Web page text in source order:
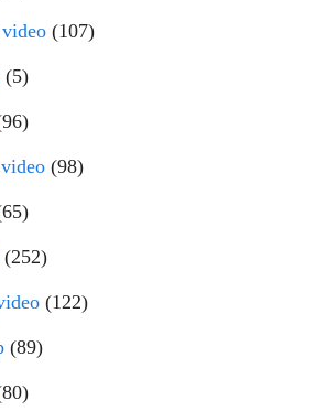
(107)
(5)
(98)
(252)
(122)
(89)